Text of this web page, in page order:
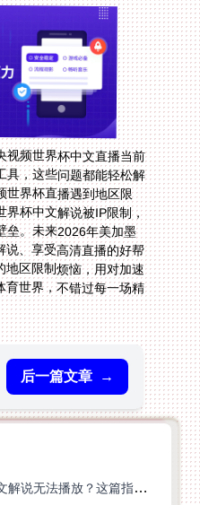
频世界杯中文直播当前
具，这些问题都能轻松解
世界杯直播遇到地区限
界杯中文解说被IP限制，
垒。未来2026年美加墨
内解说、享受高清直播的好帮
赛的地区限制烦恼，用对加速
文体育世界，不错过每一场精
后一篇文章 →
在新加坡看CCTV5世界杯中文解说无法播放？这篇指南帮你解锁海外体育直播自由